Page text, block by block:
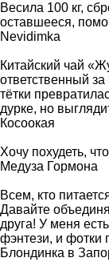
Весила 100 кг,
оставшееся,
Nevidimka
Китайский чай
ответственный
тётки
дурке, но
Косоокая
Хочу похудеть,
Медуза Гормона
Всем, кто
Давайте
друга! У меня
фэнтези, и фотки
Блондинка в